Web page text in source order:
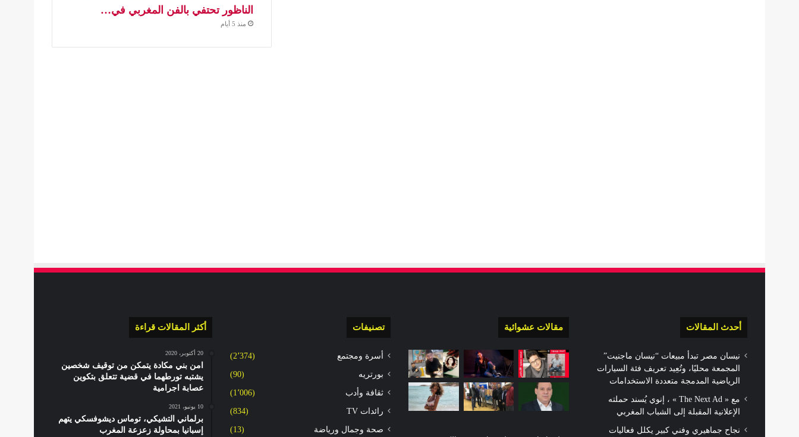
الناظور تحتفي بالفن المغربي في…
منذ 5 أيام
أحدث المقالات
نيسان مصر تبدأ مبيعات “نيسان ماجنيت”
المجمعة محليًا، وتُعِيد تعريف فئة السيارات
الرياضية المدمجة متعددة الاستخدامات
مع « The Next Ad » ، إنوي يُسند حملته
الإعلانية المقبلة إلى الشباب المغربي
نجاح جماهيري وفني كبير يكلل فعاليات
مقالات عشوائية تصنيفات
أسرة ومجتمع (2٬374)
بورتريه (90)
ثقافة وأدب (1٬006)
رائدات TV (834)
صحة وجمال ورياضة (13)
أكثر المقالات قراءة
20 أكتوبر، 2020
امن بني مكادة يتمكن من توقيف شخصين
يشتبه تورطهما في قضية تتعلق بتكوين
عصابة اجرامية
10 يونيو، 2021
برلماني التشيكي، توماس ديشوفسكي يتهم
إسبانيا بمحاولة زعزعة المغرب